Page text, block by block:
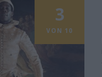
3
VON 10